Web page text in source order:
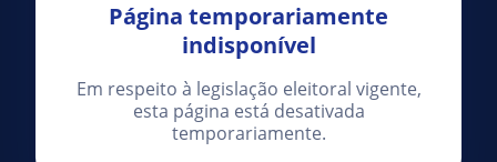
Página temporariamente
indisponível
Em respeito à legislação eleitoral vigente,
esta página está desativada
temporariamente.